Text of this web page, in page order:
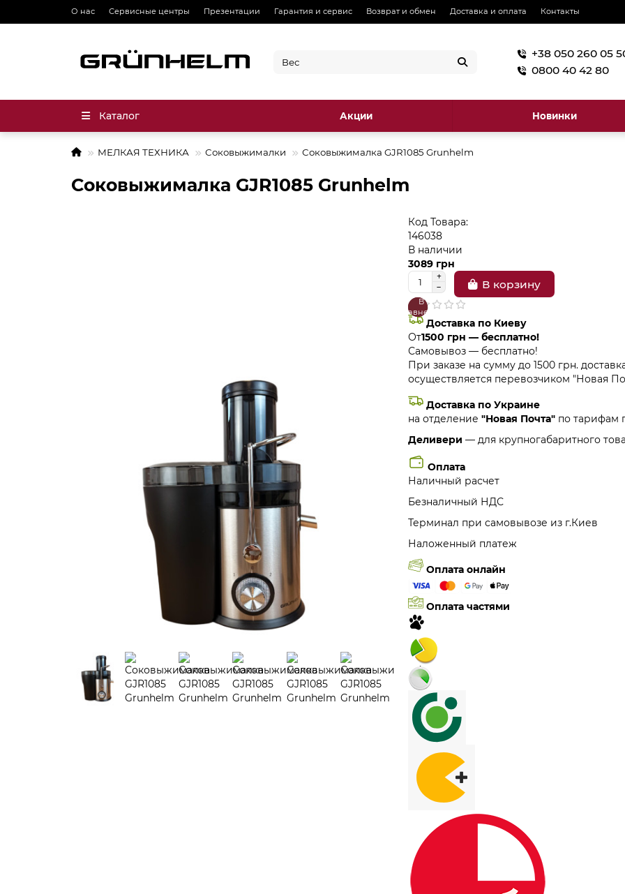
О нас Сервисные центры Презентации Гарантия и сервис Возврат и обмен Доставка и оплата Контакты
+38 050 260 05
0800 40 42 80
Каталог Акции Новинки
МЕЛКАЯ ТЕХНИКА Соковыжималки Соковыжималка GJR1085 Grunhelm
Соковыжималка GJR1085 Grunhelm
Код Товара:
146038
В наличии
3089 грн
В корзину
В
закладки
В
сравнение
Доставка по Киеву
От1500 грн — бесплатно!
Самовывоз — бесплатно!
При заказе на сумму до 1500 грн.
осуществляется перевозчиком "Новая
Доставка по Украине
на отделение"Новая Почта" по тарифам
Деливери — для крупногабаритного
Оплата
Наличный расчет
Безналичный НДС
Терминал при самовывозе из г.Киев
Наложенный платеж
Оплата онлайн
Оплата частями